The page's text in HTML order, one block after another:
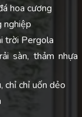
hoa cương
nghiệp
trời Pergola
sàn, thảm nhựa
chỉ chỉ uốn dẻo